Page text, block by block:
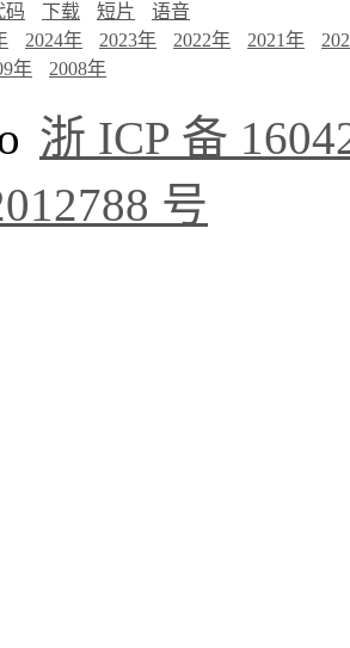
码 下载 短片
语音
2024年 2023年 2022年 2021年
年 2008年
浙 ICP 备
号